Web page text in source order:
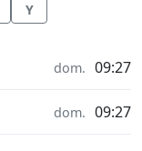
Y
dom. 09:27
dom. 09:27